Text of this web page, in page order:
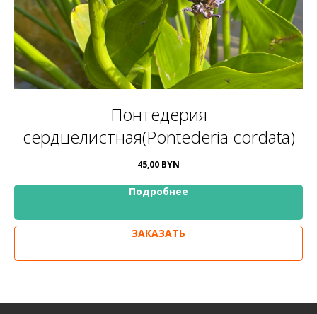
Понтедерия
сердцелистная(Pontederia cordata)
45,00 BYN
Подробнее
ЗАКАЗАТЬ